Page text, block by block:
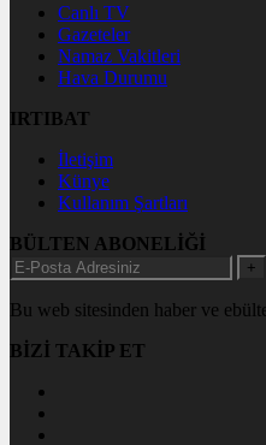
Canlı TV
Gazeteler
Namaz Vakitleri
Hava Durumu
IRTIBAT
İletişim
Künye
Kullanım Şartları
BÜLTEN ABONELİĞİ
+
Bu web sitesinden haber ve
BİZİ TAKİP ET